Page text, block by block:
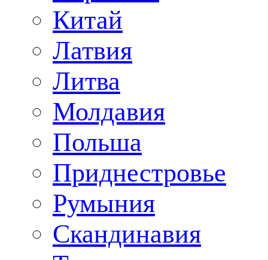
Китай
Латвия
Литва
Молдавия
Польша
Приднестровье
Румыния
Скандинавия